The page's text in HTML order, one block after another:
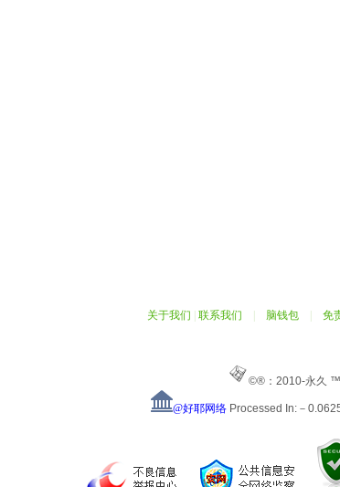
关于我们 联系我们 脑钱包 免
©®：2010-永久
@好耶网络 Processed In:－